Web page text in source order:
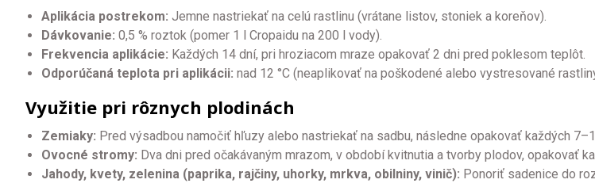
Aplikácia postrekom: Jemne nastriekať na celú rastlinu (vrátane listov, stoniek a koreňov).
Dávkovanie: 0,5 % roztok (pomer 1 l Cropaidu na 200 l vody).
Frekvencia aplikácie: Každých 14 dní, pri hroziacom mraze opakovať 2 dni pred poklesom teplôt.
Odporúčaná teplota pri aplikácii: nad 12 °C (neaplikovať na poškodené alebo vystresované
Využitie pri rôznych plodinách
Zemiaky: Pred výsadbou namočiť hľuzy alebo nastriekať na sadbu, následne opakovať každých
Ovocné stromy: Dva dni pred očakávaným mrazom, v období kvitnutia a tvorby plodov, opakovať
Jahody, kvety, zelenina (paprika, rajčiny, uhorky, mrkva, obilniny, vinič): Ponoriť sadenice do